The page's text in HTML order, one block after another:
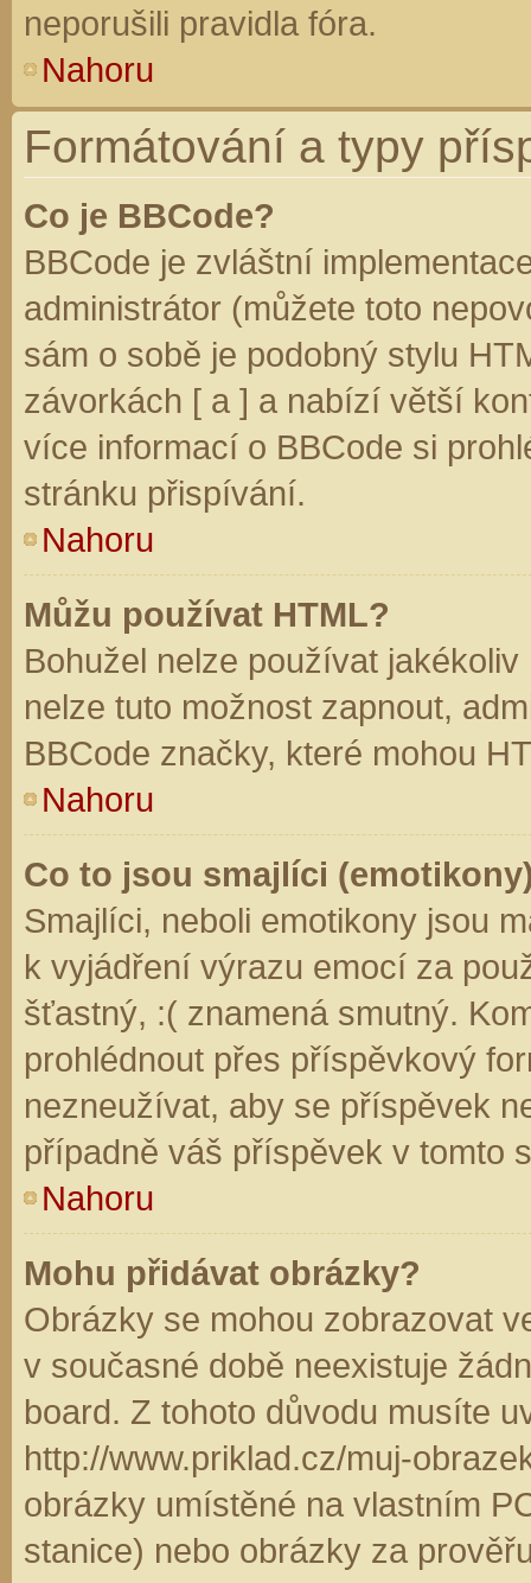
neporušili pravidla fóra.
Nahoru
Formátování a typy
Co je BBCode?
BBCode je zvláštní
administrátor (můžete toto
sám o sobě je podobný stylu
závorkách [ a ] a nabízí větší
více informací o BBCode si
stránku přispívání.
Nahoru
Můžu používat HTML?
Bohužel nelze používat
nelze tuto možnost zapnout,
BBCode značky, které mohou
Nahoru
Co to jsou smajlíci
Smajlíci, neboli emotikony jsou
k vyjádření výrazu emocí za
šťastný, :( znamená smutný.
prohlédnout přes příspěvkový
nezneužívat, aby se příspěvek
případně váš příspěvek v tomto
Nahoru
Mohu přidávat obrázky?
Obrázky se mohou zobrazovat
v současné době neexistuje
board. Z tohoto důvodu musíte
http://www.priklad.cz/muj-
obrázky umístěné na vlastním
stanice) nebo obrázky za